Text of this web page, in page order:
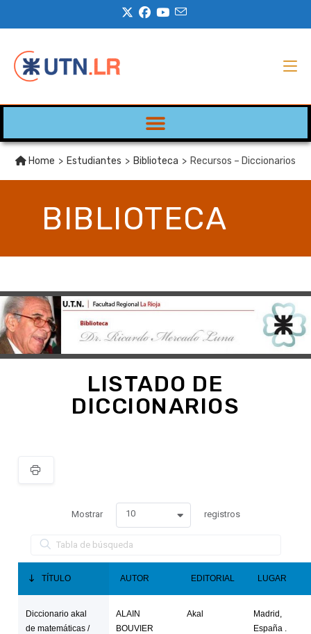
Home > Estudiantes > Biblioteca > Recursos – Diccionarios
BIBLIOTECA
LISTADO DE
DICCIONARIOS
Mostrar 10 registros
TÍTULO AUTOR EDITORIAL LUGAR
Diccionario akal
de matemáticas /
ALAIN
BOUVIER
Akal
Madrid,
España .